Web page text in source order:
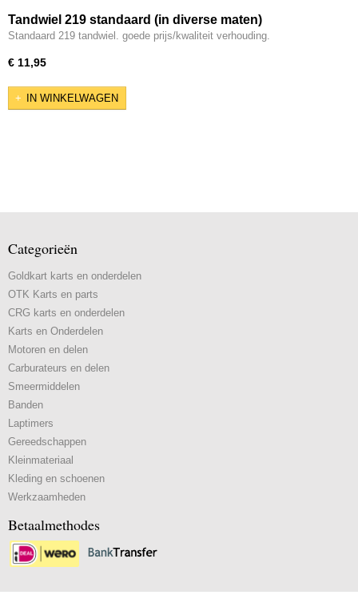
Tandwiel 219 standaard (in diverse maten)
Standaard 219 tandwiel. goede prijs/kwaliteit verhouding.
€ 11,95
IN WINKELWAGEN
Categorieën
Goldkart karts en onderdelen
OTK Karts en parts
CRG karts en onderdelen
Karts en Onderdelen
Motoren en delen
Carburateurs en delen
Smeermiddelen
Banden
Laptimers
Gereedschappen
Kleinmateriaal
Kleding en schoenen
Werkzaamheden
Betaalmethodes